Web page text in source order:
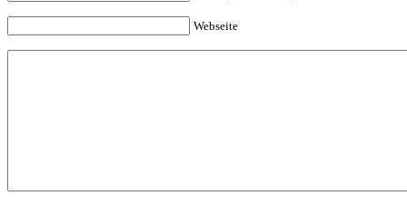
Webseite